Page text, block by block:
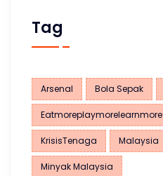
Tag
Arsenal Bola Sepak
Eatmoreplaymorelearnmore
KrisisTenaga Malaysia
Minyak Malaysia